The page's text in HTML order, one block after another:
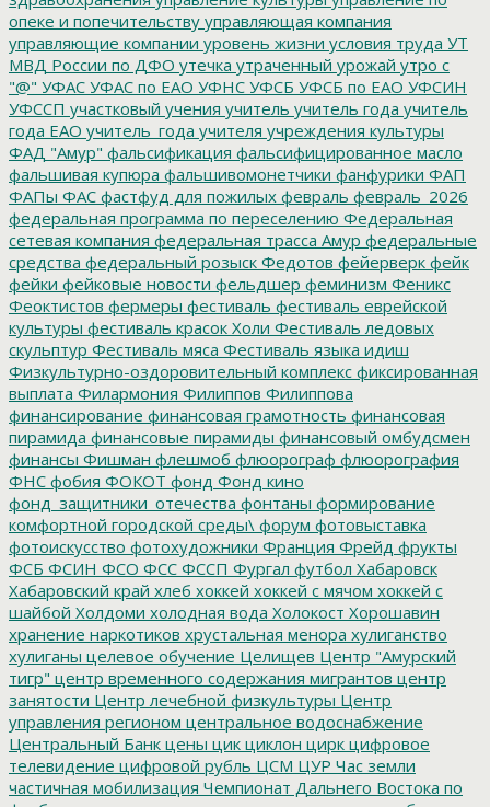
опеке и попечительству управляющая компания
управляющие компании уровень жизни условия труда УТ
МВД России по ДФО утечка утраченный урожай утро с
"@" УФАС УФАС по ЕАО УФНС УФСБ УФСБ по ЕАО УФСИН
УФССП участковый учения учитель учитель года учитель
года ЕАО учитель_года учителя учреждения культуры
ФАД "Амур" фальсификация фальсифицированное масло
фальшивая купюра фальшивомонетчики фанфурики ФАП
ФАПы ФАС фастфуд для пожилых февраль февраль_2026
федеральная программа по переселению Федеральная
сетевая компания федеральная трасса Амур федеральные
средства федеральный розыск Федотов фейерверк фейк
фейки фейковые новости фельдшер феминизм Феникс
Феоктистов фермеры фестиваль фестиваль еврейской
культуры фестиваль красок Холи Фестиваль ледовых
скульптур Фестиваль мяса Фестиваль языка идиш
Физкультурно-оздоровительный комплекс фиксированная
выплата Филармония Филиппов Филиппова
финансирование финансовая грамотность финансовая
пирамида финансовые пирамиды финансовый омбудсмен
финансы Фишман флешмоб флюорограф флюорография
ФНС фобия ФОКОТ фонд Фонд кино
фонд_защитники_отечества фонтаны формирование
комфортной городской среды\ форум фотовыставка
фотоискусство фотохудожники Франция Фрейд фрукты
ФСБ ФСИН ФСО ФСС ФССП Фургал футбол Хабаровск
Хабаровский край хлеб хоккей хоккей с мячом хоккей с
шайбой Холдоми холодная вода Холокост Хорошавин
хранение наркотиков хрустальная менора хулиганство
хулиганы целевое обучение Целищев Центр "Амурский
тигр" центр временного содержания мигрантов центр
занятости Центр лечебной физкультуры Центр
управления регионом центральное водоснабжение
Центральный Банк цены цик циклон цирк цифровое
телевидение цифровой рубль ЦСМ ЦУР Час земли
частичная мобилизация Чемпионат Дальнего Востока по